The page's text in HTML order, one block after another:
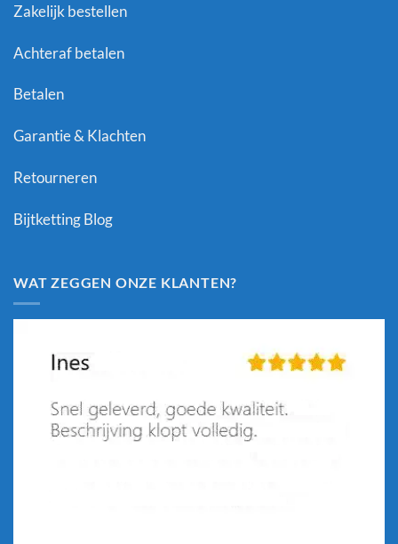
Zakelijk bestellen
Achteraf betalen
Betalen
Garantie & Klachten
Retourneren
Bijtketting Blog
WAT ZEGGEN ONZE KLANTEN?